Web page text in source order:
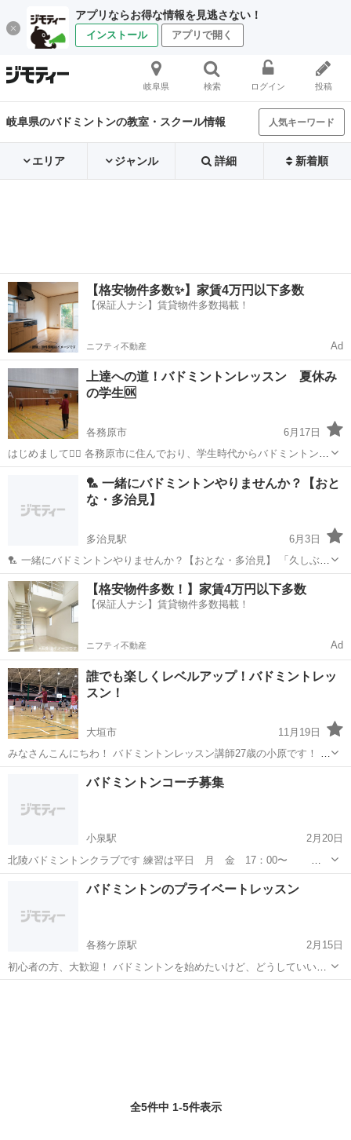
アプリならお得な情報を見逃さない！
インストール アプリで開く
岐阜県 検索 ログイン 投稿
岐阜県のバドミントンの教室・スクール情報 人気キーワード
エリア ジャンル 詳細 新着順
【格安物件多数✨】家賃4万円以下多数
【保証人ナシ】賃貸物件多数掲載！
ニフティ不動産 Ad
上達への道！バドミントンレッスン 夏休み
の学生🆗
各務原市
6月17日
はじめまして🖐🏻 各務原市に住んでおり、学生時代からバドミントンを
やっている３９歳です。学生の頃から教えるのが好きで、今も知り合
った人に教えたりしていましたが、この度スポーツ整体の資格を取得
したのをきっかけにバドミント...
各務原市 バドミントン レッスン
🏸 一緒にバドミントンやりませんか？【おと
な・多治見】
多治見駅
6月3日
🏸 一緒にバドミントンやりませんか？【おとな・多治見】 「久しぶり
に体を動かしたい！」 「バドミントン、やってみたかったんだよな
～」 そんな方、大歓迎です😊 仕事終わりにみんなで楽しく汗をかきま
せんか？ 難しいことは気...
岐阜 多治見市 多治見駅 バドミントン 初心者
【格安物件多数！】家賃4万円以下多数
【保証人ナシ】賃貸物件多数掲載！
ニフティ不動産 Ad
誰でも楽しくレベルアップ！バドミントレッ
スン！
大垣市
11月19日
みなさんこんにちわ！ バドミントンレッスン講師27歳の小原です！ 自
己紹介含めレッスン内容の詳細以下になります！ １．バドミントン講
師の経歴 ・高校時代：高校からバドミントンを始め、3年時では部長
を任されていまし...
バドミントン レッスン
バドミントンコーチ募集
小泉駅
2月20日
北陵バドミントンクラブです 練習は平日 月 金 17：00〜
休日は各週で活動時間違います 現在19人の生徒いますが コーチが1人
で面倒見てくれていて 負担が大きい為 コーチ大募集しています 気に
小泉駅 バドミントン コーチ
バドミントンのプライベートレッスン
各務ケ原駅
2月15日
初心者の方、大歓迎！ バドミントンを始めたいけど、どうしていいか
分からない方是非ご相談下さい。 バドミントンを楽しみたい方、強く
全5件中 1-5件表示